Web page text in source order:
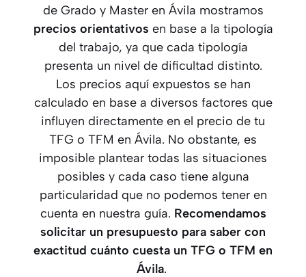
de Grado y Master en Ávila mostramos
precios orientativos en base a la tipología
del trabajo, ya que cada tipología
presenta un nivel de dificultad distinto.
Los precios aquí expuestos se han
calculado en base a diversos factores que
influyen directamente en el precio de tu
TFG o TFM en Ávila. No obstante, es
imposible plantear todas las situaciones
posibles y cada caso tiene alguna
particularidad que no podemos tener en
cuenta en nuestra guía. Recomendamos
solicitar un presupuesto para saber con
exactitud cuánto cuesta un TFG o TFM en
Ávila.